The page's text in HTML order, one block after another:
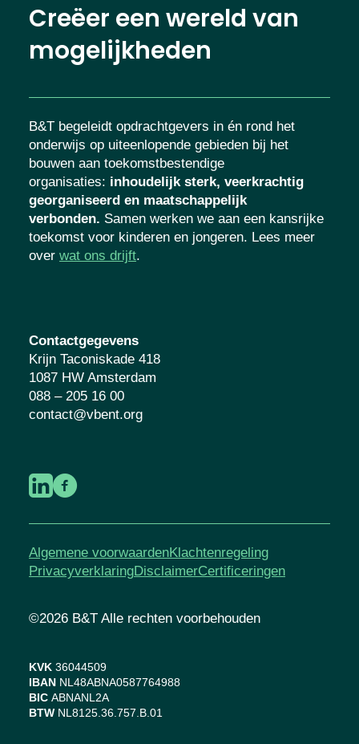
Creëer een wereld van
mogelijkheden
B&T begeleidt opdrachtgevers in én rond het
onderwijs op uiteenlopende gebieden bij het
bouwen aan toekomstbestendige
organisaties: inhoudelijk sterk, veerkrachtig
georganiseerd en maatschappelijk
verbonden. Samen werken we aan een kansrijke
toekomst voor kinderen en jongeren. Lees meer
over wat ons drijft.
Contactgegevens
Krijn Taconiskade 418
1087 HW Amsterdam
088 – 205 16 00
contact@vbent.org
Algemene voorwaardenKlachtenregeling
PrivacyverklaringDisclaimerCertificeringen
©2026 B&T Alle rechten voorbehouden
KVK 36044509
IBAN NL48ABNA0587764988
BIC ABNANL2A
BTW NL8125.36.757.B.01